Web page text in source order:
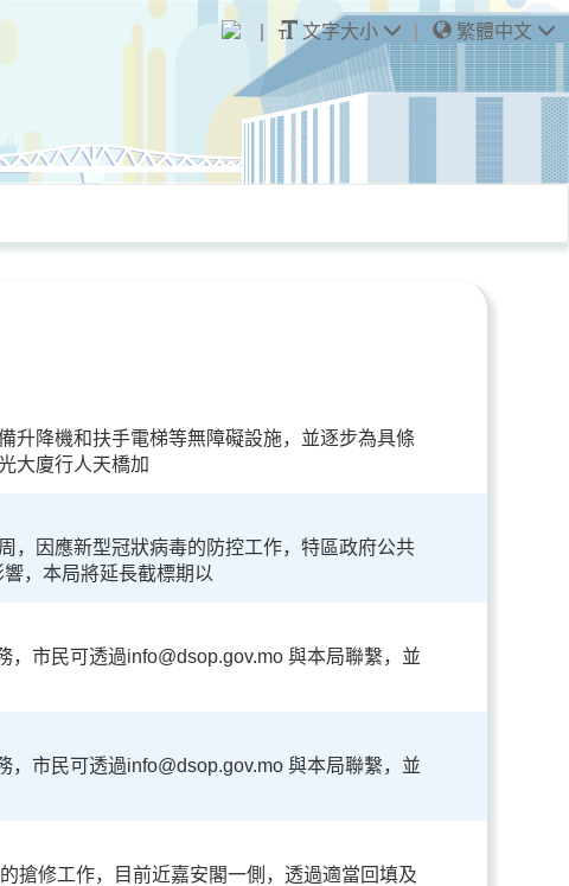
文字大小 繁體中文
升降機和扶手電梯等無障礙設施，並逐步為具條
大廈行人天橋加
，因應新型冠狀病毒的防控工作，特區政府公共
，本局將延長截標期以
市民可透過info@dsop.gov.mo 與本局聯繫，並
市民可透過info@dsop.gov.mo 與本局聯繫，並
搶修工作，目前近嘉安閣一側，透過適當回填及